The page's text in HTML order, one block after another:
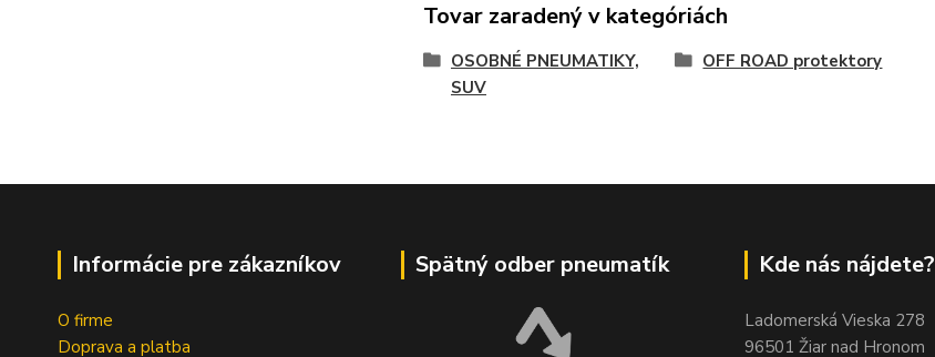
Tovar zaradený v kategóriách
OSOBNÉ PNEUMATIKY,
SUV
OFF ROAD protektory
Informácie pre zákazníkov
O firme
Doprava a platba
Spätný odber pneumatík Kde nás nájdete?
Ladomerská Vieska 278
96501 Žiar nad Hronom